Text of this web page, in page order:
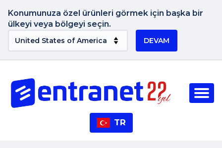
Konumunuza özel ürünleri görmek için başka bir
ülkeyi veya bölgeyi seçin.
DEVAM
TR